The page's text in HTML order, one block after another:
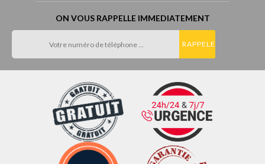
ON VOUS RAPPELLE IMMEDIATEMENT